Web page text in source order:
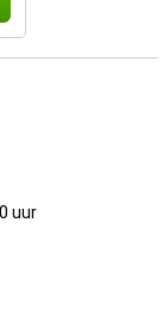
uur